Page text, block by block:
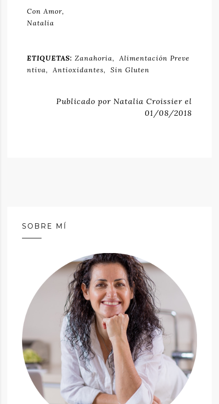
Con Amor,
Natalia
ETIQUETAS: Zanahoria
Alimentación Preve
Ntiva
Antioxidantes Sin Gluten
Publicado por Natalia Croissier el
01/08/2018
SOBRE MÍ